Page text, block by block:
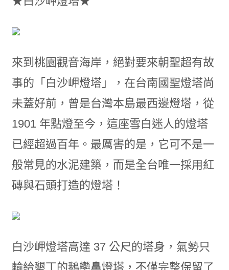
來到桃園觀音海岸，絕對要來朝聖超有故
事的「白沙岬燈塔」，在台南國聖燈塔尚
未蓋好前，曾是台灣本島最西邊燈塔，從
1901 年點燈至今，這座雪白迷人的燈塔
已經超過百年。最厲害的是，它可不是一
般常見的水泥建築，而是全台唯一採用紅
磚與石頭打造的燈塔！
白沙岬燈塔高達 37 公尺的塔身，氣勢只
輸給墾丁的鵝鑾鼻燈塔，不僅完整保留了